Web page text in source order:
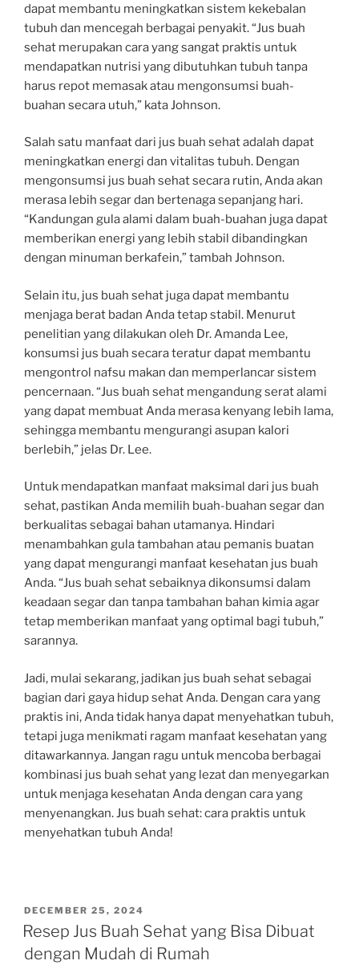
dapat membantu meningkatkan sistem kekebalan
tubuh dan mencegah berbagai penyakit. “Jus buah
sehat merupakan cara yang sangat praktis untuk
mendapatkan nutrisi yang dibutuhkan tubuh tanpa
harus repot memasak atau mengonsumsi buah-
buahan secara utuh,” kata Johnson.
Salah satu manfaat dari jus buah sehat adalah dapat
meningkatkan energi dan vitalitas tubuh. Dengan
mengonsumsi jus buah sehat secara rutin, Anda akan
merasa lebih segar dan bertenaga sepanjang hari.
“Kandungan gula alami dalam buah-buahan juga dapat
memberikan energi yang lebih stabil dibandingkan
dengan minuman berkafein,” tambah Johnson.
Selain itu, jus buah sehat juga dapat membantu
menjaga berat badan Anda tetap stabil. Menurut
penelitian yang dilakukan oleh Dr. Amanda Lee,
konsumsi jus buah secara teratur dapat membantu
mengontrol nafsu makan dan memperlancar sistem
pencernaan. “Jus buah sehat mengandung serat alami
yang dapat membuat Anda merasa kenyang lebih lama,
sehingga membantu mengurangi asupan kalori
berlebih,” jelas Dr. Lee.
Untuk mendapatkan manfaat maksimal dari jus buah
sehat, pastikan Anda memilih buah-buahan segar dan
berkualitas sebagai bahan utamanya. Hindari
menambahkan gula tambahan atau pemanis buatan
yang dapat mengurangi manfaat kesehatan jus buah
Anda. “Jus buah sehat sebaiknya dikonsumsi dalam
keadaan segar dan tanpa tambahan bahan kimia agar
tetap memberikan manfaat yang optimal bagi tubuh,”
sarannya.
Jadi, mulai sekarang, jadikan jus buah sehat sebagai
bagian dari gaya hidup sehat Anda. Dengan cara yang
praktis ini, Anda tidak hanya dapat menyehatkan tubuh,
tetapi juga menikmati ragam manfaat kesehatan yang
ditawarkannya. Jangan ragu untuk mencoba berbagai
kombinasi jus buah sehat yang lezat dan menyegarkan
untuk menjaga kesehatan Anda dengan cara yang
menyenangkan. Jus buah sehat: cara praktis untuk
menyehatkan tubuh Anda!
POSTED
ON
DECEMBER 25, 2024
Resep Jus Buah Sehat yang Bisa Dibuat
dengan Mudah di Rumah